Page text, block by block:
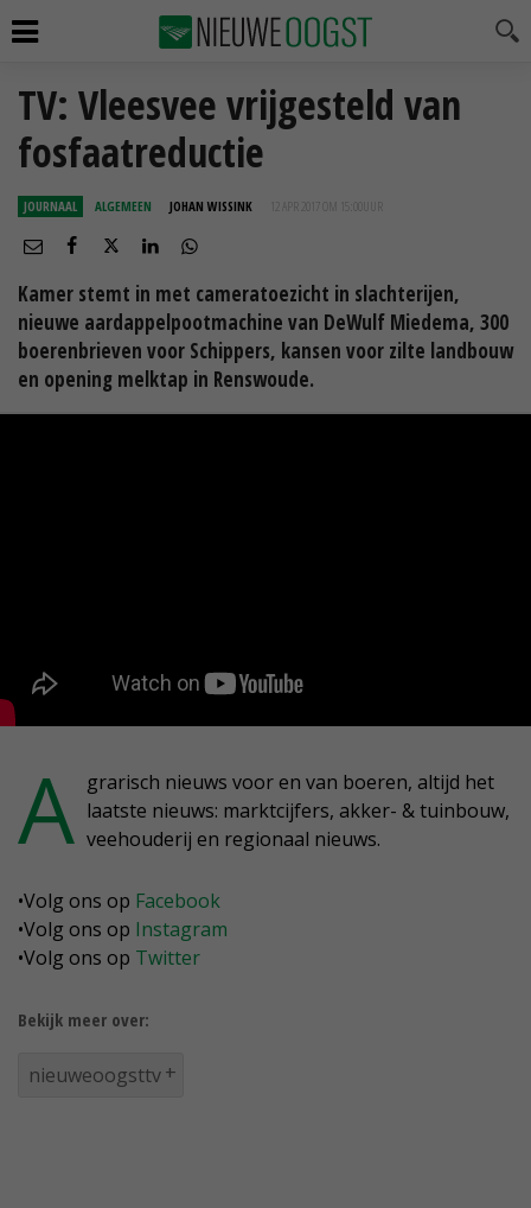
TV: Vleesvee vrijgesteld van
fosfaatreductie
JOURNAAL ALGEMEEN JOHAN WISSINK 12 APR 2017 OM 15:00
Kamer stemt in met cameratoezicht in slachterijen,
nieuwe aardappelpootmachine van DeWulf Miedema, 300
boerenbrieven voor Schippers, kansen voor zilte landbouw
en opening melktap in Renswoude.
A grarisch nieuws voor en van boeren, altijd het
laatste nieuws: marktcijfers, akker- & tuinbouw,
veehouderij en regionaal nieuws.
•Volg ons op Facebook
•Volg ons op Instagram
•Volg ons op Twitter
Bekijk meer over:
nieuweoogsttv